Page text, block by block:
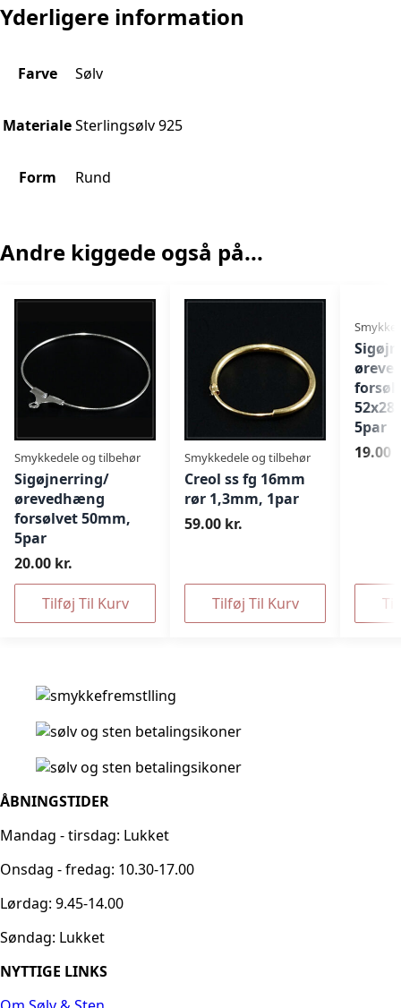
Yderligere information
Farve Sølv
MaterialeSterlingsølv 925
Form Rund
Andre kiggede også på...
Smykkedele og tilbehør
Sigøjnerring/
ørevedhæng
forsølvet 50mm,
5par
20.00 kr.
Tilføj Til Kurv
Smykkedele og tilbehør
Creol ss fg 16mm
rør 1,3mm, 1par
59.00 kr.
Tilføj Til Kurv
5par
19.00
ÅBNINGSTIDER
Mandag - tirsdag: Lukket
Onsdag - fredag: 10.30-17.00
Lørdag: 9.45-14.00
Søndag: Lukket
NYTTIGE LINKS